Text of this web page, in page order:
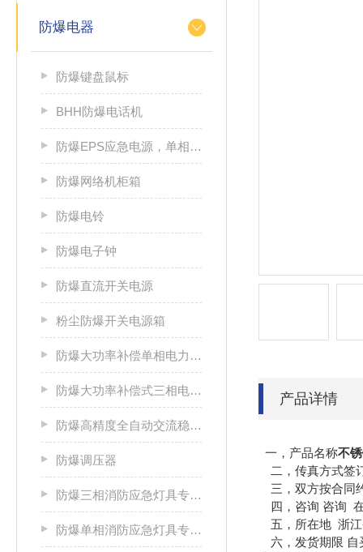
防爆电器
防爆键盘鼠标
BHH防爆电话机
防爆EPS应急电源，单相/三相电源箱
防爆网络机柜箱
防爆电铃
防爆电子钟
防爆直流开关电源
粉尘防爆开关电源箱
防爆大功率补偿单相电力稳压器
防爆大功率补偿式三相电力稳压器
防爆高精度全自动交流稳压电源
防爆调压器
防爆三相消防应急灯具专用应急电源箱
防爆单相消防应急灯具专用应急电源箱
产品详情
一，产品名称不
二，传真方式签
三，双方按合同
四，咨询 咨询
五，所在地 浙江
六，发货期限 自